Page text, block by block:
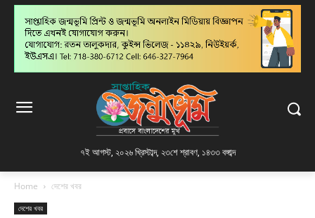
৭ই আগস্ট, ২০২৬ খ্রিস্টাব্দ, ২৩শে শ্রাবণ, ১৪৩৩ বঙ্গাব্দ
Home দেশের খবর
দেশের খবর